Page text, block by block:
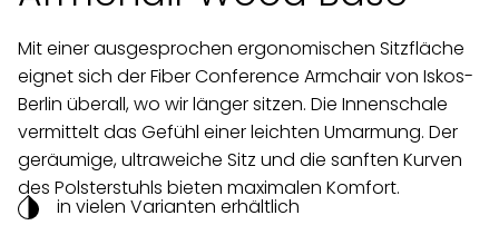
Mit einer ausgesprochen ergonomischen Sitzfläche
eignet sich der Fiber Conference Armchair von Iskos-
Berlin überall, wo wir länger sitzen. Die Innenschale
vermittelt das Gefühl einer leichten Umarmung. Der
geräumige, ultraweiche Sitz und die sanften Kurven
des Polsterstuhls bieten maximalen Komfort.
in vielen Varianten erhältlich